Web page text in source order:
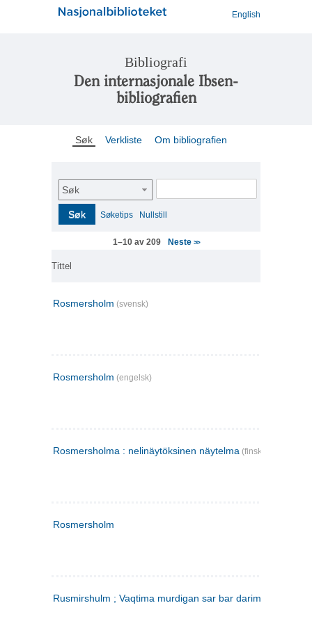
English
Bibliografi
Den internasjonale Ibsen-
bibliografien
Søk Verkliste Om bibliografien
Søk
Søk Søketips Nullstill
1–10 av 209 Neste >>
Tittel
Rosmersholm (svensk)
Rosmersholm (engelsk)
Rosmersholma : nelinäytöksinen näytelma (finsk)
Rosmersholm
Rusmirshulm ; Vaqtima murdigan sar bar darim